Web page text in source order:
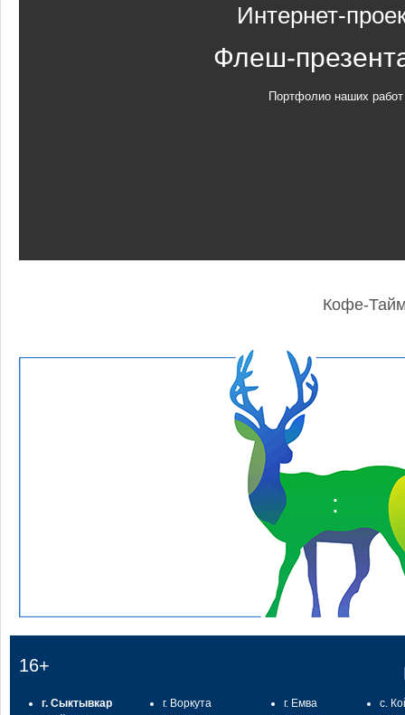
Интернет-
Флеш-
Портфолио наших работ
Кофе-
:
16+
г. Сыктывкар
г. Воркута
г. Емва
с.